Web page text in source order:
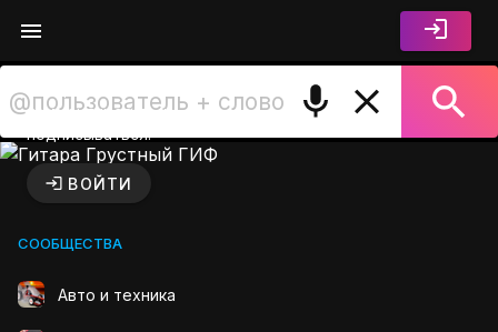
комментировать и
подписываться.
ВОЙТИ
СООБЩЕСТВА
Авто и техника
Гитара Грустный ГИФ на